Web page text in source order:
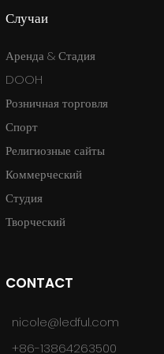
Случаи
Аренда & Стадия
DOOH
Розничная торговля
Спорт
Религиозные сайты
Коммерческий
Студия
Творческий
CONTACT
nicole@ledful.com
+86-13864263500